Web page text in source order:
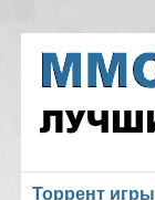
Торрент игры